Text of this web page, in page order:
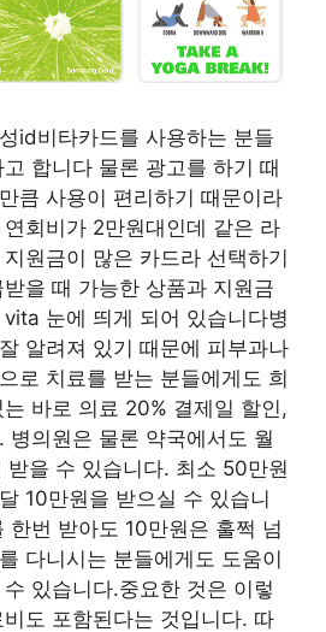
id비타카드를 사용하는 분들
합니다 물론 광고를 하기 때
큼 사용이 편리하기 때문이라
회비가 2만원대인데 같은 라
원금이 많은 카드라 선택하기
을 때 가능한 상품과 지원금
눈에 띄게 되어 있습니다병
알려져 있기 때문에 피부과나
로 치료를 받는 분들에게도 희
바로 의료 20% 결제일 할인,
병의원은 물론 약국에서도 월
을 수 있습니다. 최소 50만원
10만원을 받으실 수 있습니
한번 받아도 10만원은 훌쩍 넘
다니시는 분들에게도 도움이
있습니다.중요한 것은 이렇
도 포함된다는 것입니다. 따